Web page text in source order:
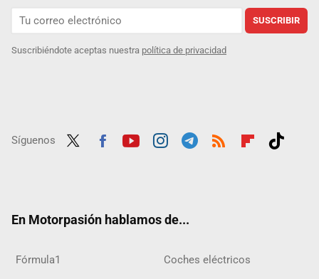
SUSCRIBIR
Suscribiéndote aceptas nuestra política de privacidad
Síguenos
En Motorpasión hablamos de...
Fórmula1 Coches eléctricos